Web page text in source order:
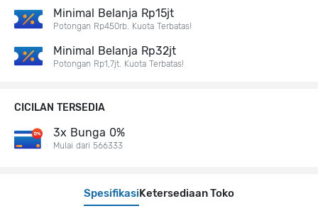
SpesifikasiKetersediaan Toko
Minimal Belanja Rp15jt
Potongan Rp450rb. Kuota Terbatas!
Minimal Belanja Rp32jt
Potongan Rp1,7jt. Kuota Terbatas!
CICILAN TERSEDIA
3x Bunga 0%
Mulai dari 566333